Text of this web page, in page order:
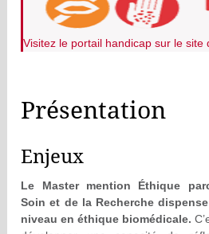
Visitez le portail handicap sur le site
Présentation
Enjeux
Le Master mention Éthique
Soin et de la Recherche
niveau en éthique biomédicale.